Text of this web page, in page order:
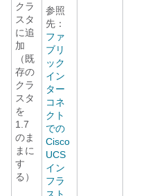
クラ
スタ
に追
加
（既
存の
クラ
スタ
を
1.7
のま
まに
す
る）
参照
先：
ファ
ブリ
ック
イン
ター
コネ
クト
での
Cisco
UCS
イン
フラ